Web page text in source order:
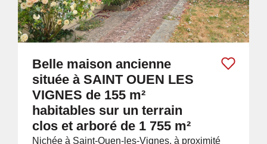
Belle maison ancienne
située à SAINT OUEN LES
VIGNES de 155 m²
habitables sur un terrain
clos et arboré de 1 755 m²
Nichée à Saint-Ouen-les-Vignes, à proximité